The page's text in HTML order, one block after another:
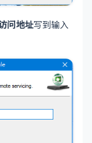
问地址写到输入